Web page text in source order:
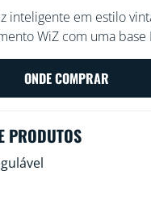
inteligente em estilo
WiZ com uma base
âmbar com luz
a com a aplicação
ou aumentar o
ONDE COMPRAR
PRODUTOS